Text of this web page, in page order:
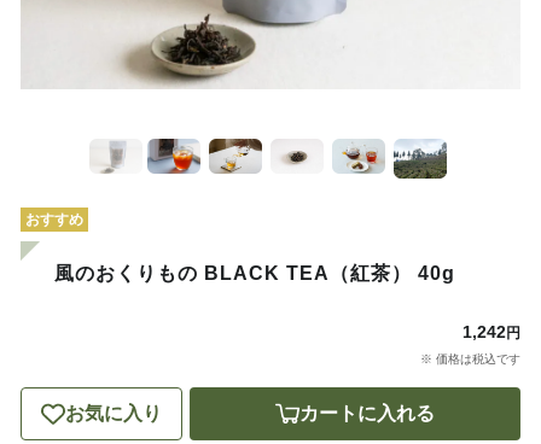
おすすめ
風のおくりもの BLACK TEA（紅茶） 40g
1,242円
※ 価格は税込です
お気に入り カートに入れる